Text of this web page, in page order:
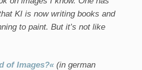
KI is now writing books and
to paint. But it’s not like
of Images?« (in german